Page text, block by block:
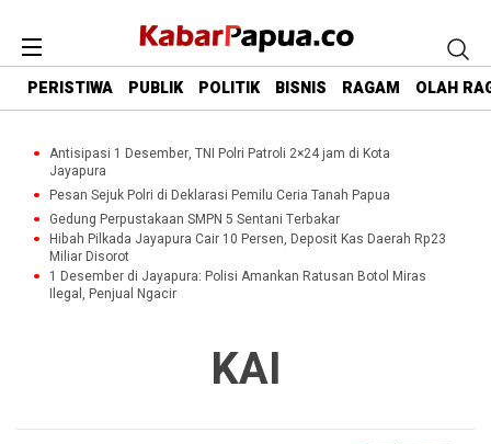
PERISTIWA PUBLIK POLITIK BISNIS RAGAM OLAH
Antisipasi 1 Desember, TNI Polri Patroli 2×24 jam di Kota
Jayapura
Pesan Sejuk Polri di Deklarasi Pemilu Ceria Tanah Papua
Gedung Perpustakaan SMPN 5 Sentani Terbakar
Hibah Pilkada Jayapura Cair 10 Persen, Deposit Kas Daerah Rp23
Miliar Disorot
1 Desember di Jayapura: Polisi Amankan Ratusan Botol Miras
Ilegal, Penjual Ngacir
KAI